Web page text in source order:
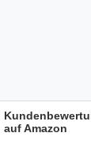
auf Amazon